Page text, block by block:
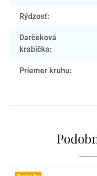
Rýdzosť:
Darčeková
krabička:
Priemer kruhu: